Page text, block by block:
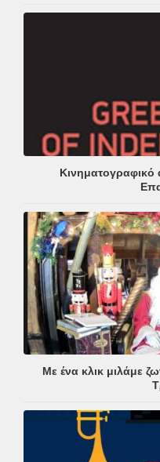
Κινηματογραφικό
Με ένα κλικ μιλάμε